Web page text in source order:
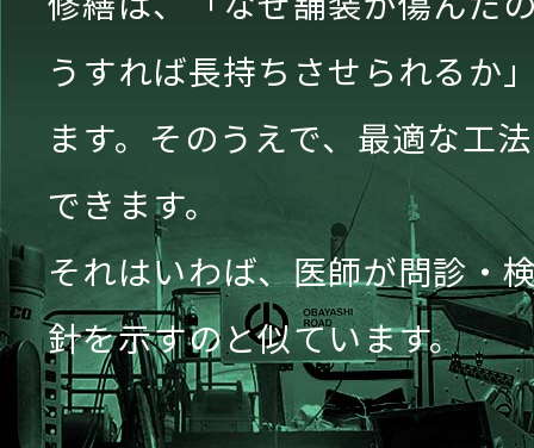
うすれば長持ちさせられるか
ます。そのうえで、最適な工
できます。
それはいわば、医師が問診・
針を示すのと似ています。